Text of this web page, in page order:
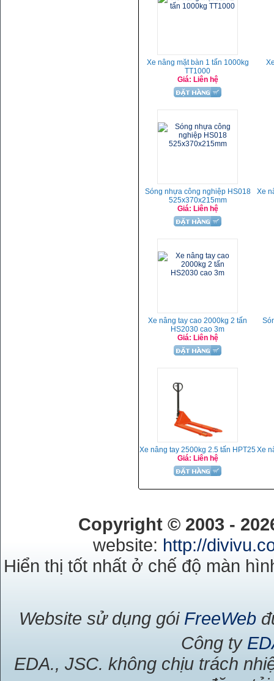
Xe nâng mặt bàn 1 tấn 1000kg
TT1000
Giá: Liên hệ
Sóng nhựa công nghiệp HS018
525x370x215mm
Giá: Liên hệ
Xe
Xe nâng tay cao 2000kg 2 tấn
HS2030 cao 3m
Giá: Liên hệ
Xe nâng tay 2500kg 2.5 tấn HPT25
Giá: Liên hệ
Xe
Copyright © 2003 -
website: http://
Hiển thị tốt nhất ở chế độ màn
Website sử dụng gói FreeWeb
Công ty
EDA., JSC. không chịu trách